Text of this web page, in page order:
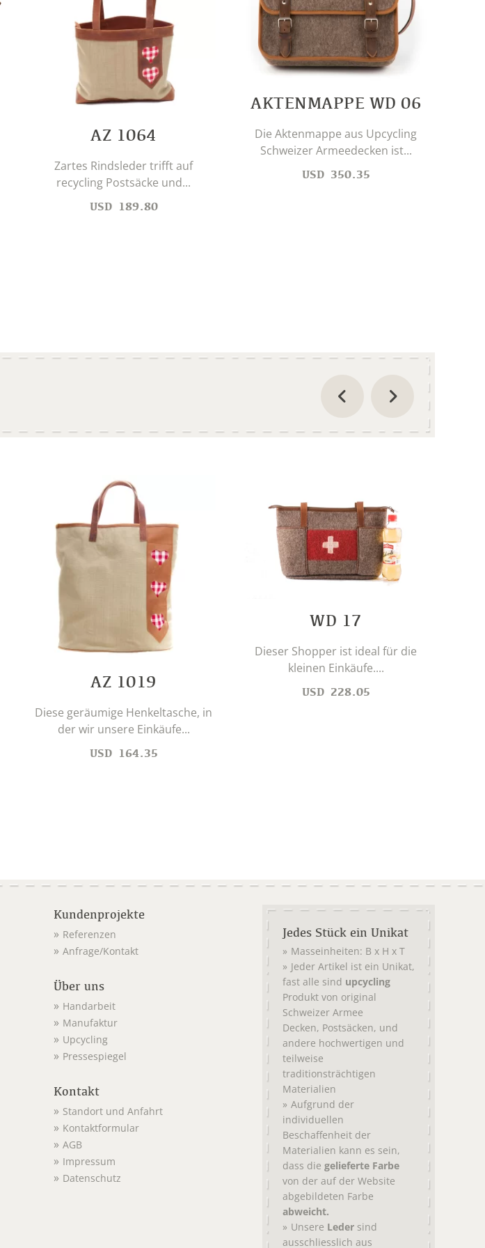
AZ 1064
Zartes Rindsleder trifft auf
recycling Postsäcke und...
USD 189.80
AKTENMAPPE WD 06
Die Aktenmappe aus Upcycling
Schweizer Armeedecken ist...
USD 350.35
AZ 1019
Diese geräumige Henkeltasche, in
der wir unsere Einkäufe...
USD 164.35
WD 17
Dieser Shopper ist ideal für die
kleinen Einkäufe....
USD 228.05
Kundenprojekte
Referenzen
Anfrage/Kontakt
Über uns
Handarbeit
Manufaktur
Upcycling
Pressespiegel
Kontakt
Standort und Anfahrt
Kontaktformular
AGB
Impressum
Datenschutz
Jedes Stück ein Unikat
Masseinheiten: B x H x T
Jeder Artikel ist ein Unikat,
fast alle sind upcycling
Produkt von original
Schweizer Armee
Decken, Postsäcken, und
andere hochwertigen und
teilweise
traditionsträchtigen
Materialien
Aufgrund der
individuellen
Beschaffenheit der
Materialien kann es sein,
dass die gelieferte Farbe
von der auf der Website
abgebildeten Farbe
abweicht.
Unsere Leder sind
ausschliesslich aus